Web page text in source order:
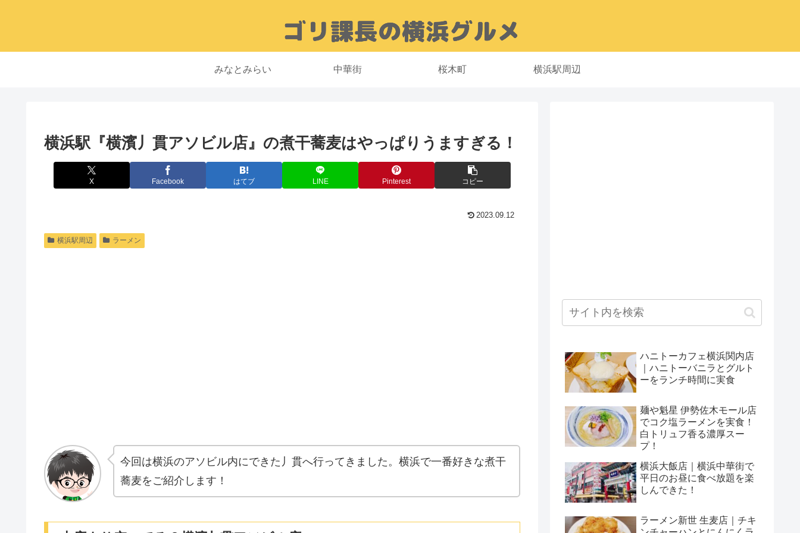
みなとみらい 中華街 桜木町 横浜駅周辺
横浜駅『横濱丿貫アソビル店』の煮干蕎麦はやっぱりうますぎる！
X Facebook はてブ LINE Pinterest コピー
2023.09.12
横浜駅周辺 ラーメン
今回は横浜のアソビル内にできた丿貫へ行ってきました。横浜で一番好きな煮干
蕎麦をご紹介します！
ハニトーカフェ横浜関内店
｜ハニトーバニラとグルト
ーをランチ時間に実食
麺や魁星 伊勢佐木モール店
でコク塩ラーメンを実食！
白トリュフ香る濃厚スー
プ！
横浜大飯店｜横浜中華街で
平日のお昼に食べ放題を楽
しんできた！
ラーメン新世 生麦店｜チキ